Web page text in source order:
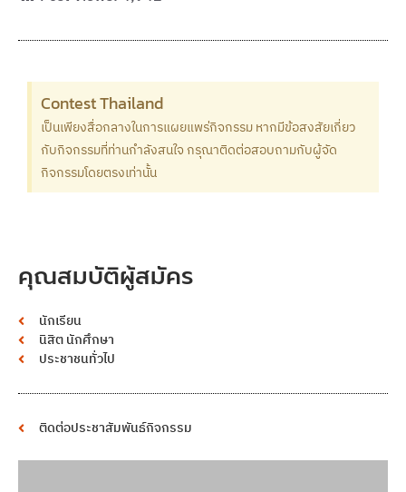
Contest Thailand
เป็นเพียงสื่อกลางในการแผยแพร่กิจกรรม หากมีข้อสงสัยเกี่ยว
กับกิจกรรมที่ท่านกำลังสนใจ กรุณาติดต่อสอบถามกับผู้จัด
กิจกรรมโดยตรงเท่านั้น
คุณสมบัติผู้สมัคร
นักเรียน
นิสิต นักศึกษา
ประชาชนทั่วไป
ติดต่อประชาสัมพันธ์กิจกรรม